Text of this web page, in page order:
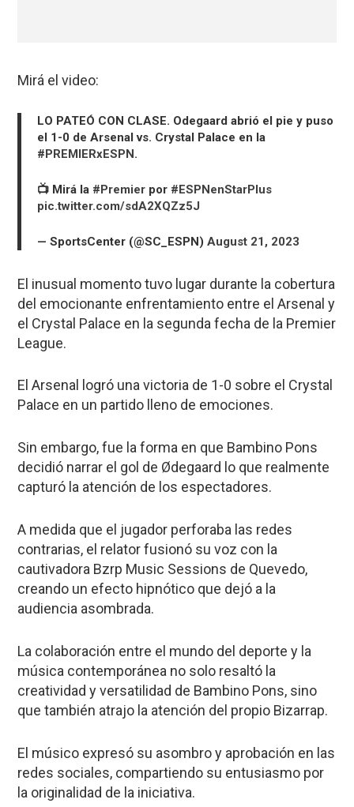
Mirá el video:
LO PATEÓ CON CLASE. Odegaard abrió el pie y puso
el 1-0 de Arsenal vs. Crystal Palace en la
#PREMIERxESPN.
📺 Mirá la #Premier por #ESPNenStarPlus
pic.twitter.com/sdA2XQZz5J
— SportsCenter (@SC_ESPN)August 21, 2023
El inusual momento tuvo lugar durante la cobertura
del emocionante enfrentamiento entre el Arsenal y
el Crystal Palace en la segunda fecha de la Premier
League.
El Arsenal logró una victoria de 1-0 sobre el Crystal
Palace en un partido lleno de emociones.
Sin embargo, fue la forma en que Bambino Pons
decidió narrar el gol de Ødegaard lo que realmente
capturó la atención de los espectadores.
A medida que el jugador perforaba las redes
contrarias, el relator fusionó su voz con la
cautivadora Bzrp Music Sessions de Quevedo,
creando un efecto hipnótico que dejó a la
audiencia asombrada.
La colaboración entre el mundo del deporte y la
música contemporánea no solo resaltó la
creatividad y versatilidad de Bambino Pons, sino
que también atrajo la atención del propio Bizarrap.
El músico expresó su asombro y aprobación en las
redes sociales, compartiendo su entusiasmo por
la originalidad de la iniciativa.